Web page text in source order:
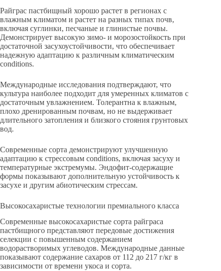
Райграс пастбищный хорошо растет в регионах с
влажным климатом и растет на разных типах почв,
включая суглинки, песчаные и глинистые почвы.
Демонстрирует высокую зимо- и морозостойкость при
достаточной засухоустойчивости, что обеспечивает
надежную адаптацию к различным климатическим
conditions.
Международные исследования подтверждают, что
культура наиболее подходит для умеренных климатов с
достаточным увлажнением. Толерантна к влажным,
плохо дренированным почвам, но не выдерживает
длительного затопления и близкого стояния грунтовых
вод.
Современные сорта демонстрируют улучшенную
адаптацию к стрессовым conditions, включая засуху и
температурные экстремумы. Эндофит-содержащие
формы показывают дополнительную устойчивость к
засухе и другим абиотическим стрессам.
Высокосахаристые технологии премиального класса
Современные высокосахаристые сорта райграса
пастбищного представляют передовые достижения
селекции с повышенным содержанием
водорастворимых углеводов. Международные данные
показывают содержание сахаров от 112 до 217 г/кг в
зависимости от времени укоса и сорта.